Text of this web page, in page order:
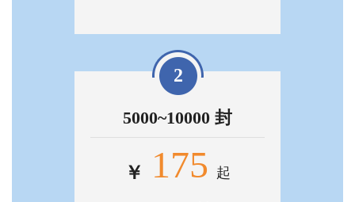
2
5000~10000 封
￥ 175 起